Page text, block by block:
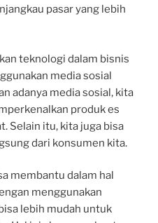
pasar yang lebih
teknologi dalam bisnis
media sosial
adanya media sosial, kita
produk es
Selain itu, kita juga bisa
dari konsumen kita.
membantu dalam hal
menggunakan
lebih mudah untuk